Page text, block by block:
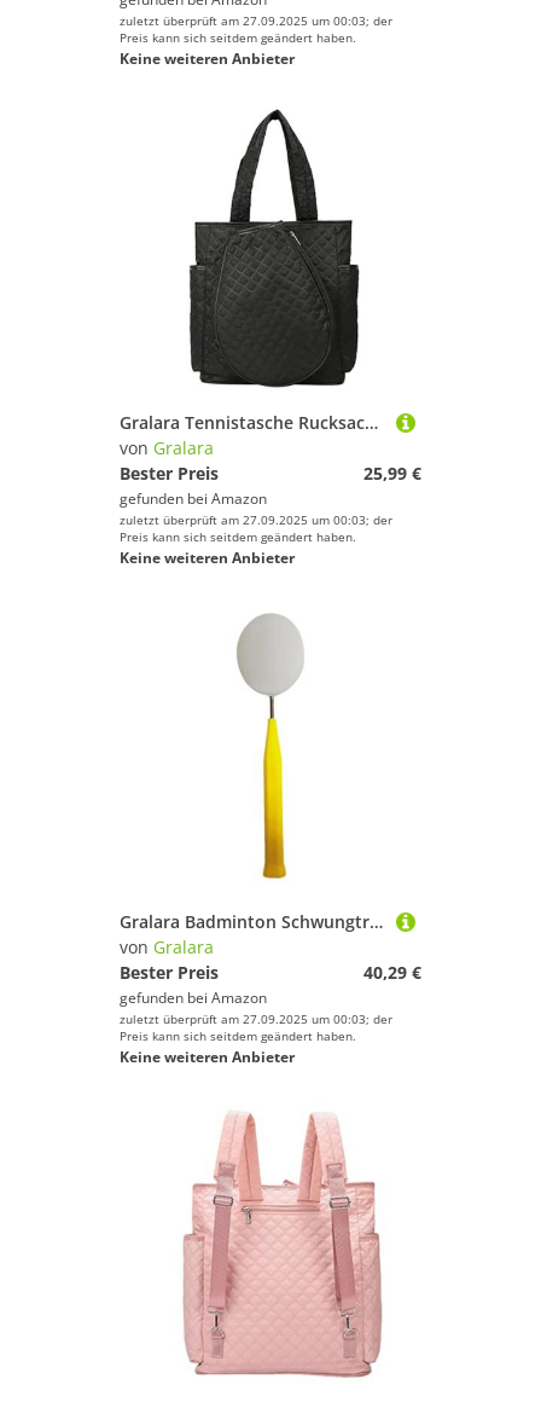
zuletzt überprüft am 27.09.2025 um 00:03; der
Preis kann sich seitdem geändert haben.
Keine weiteren Anbieter
Gralara Tennistasche Rucksack Umhängetasche Paddeltasche Flexibel Tragbar Aus Widerstandsfähigem Nylongewebe für Den Sportplatz, Schwarz
von Gralara
Bester Preis
25,99 €
gefunden bei Amazon
zuletzt überprüft am 27.09.2025 um 00:03; der
Preis kann sich seitdem geändert haben.
Keine weiteren Anbieter
Gralara Badminton Schwungtrainer Widerstandstrainer Solotrainer Und Übungshilfe Zur Schulung Der Grifftechnik Und Schlagkraft Aus Langlebigem Metall für Spie, 34.4 cm X 8.6 cm X
von Gralara
Bester Preis
40,29 €
gefunden bei Amazon
zuletzt überprüft am 27.09.2025 um 00:03; der
Preis kann sich seitdem geändert haben.
Keine weiteren Anbieter